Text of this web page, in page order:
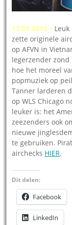
17.09.2010 –
zette originele
op AFVN in
legerzender
hoe het moreel
popmuziek op
Tanner larderen
op WLS Chicago
leuker is: het
zeezenders ook
nieuwe
te gebruiken.
airchecks HIER.
Dit delen:
Facebook
LinkedIn